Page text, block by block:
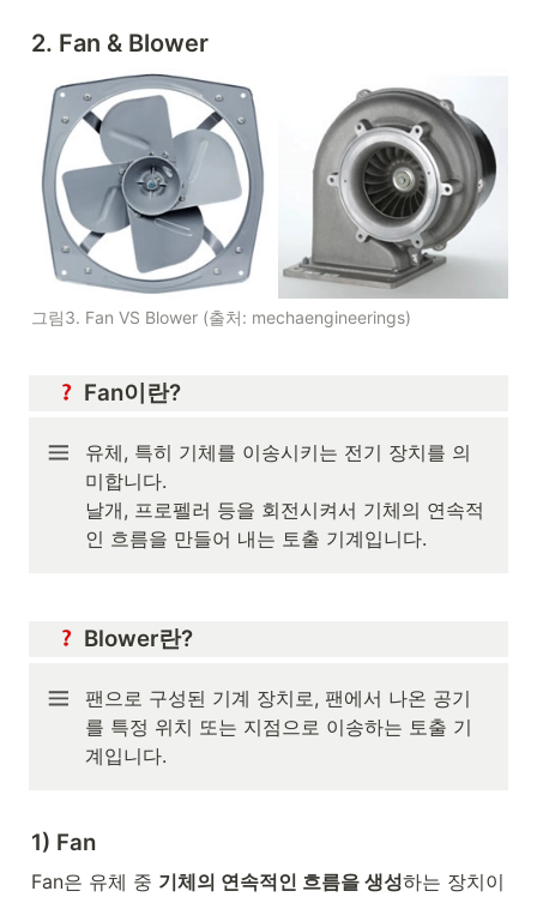
2. Fan & Blower
그림3. Fan VS Blower (출처: mechaengineerings)
Fan이란?
유체, 특히 기체를 이송시키는 전기 장치를 의
미합니다.
날개, 프로펠러 등을 회전시켜서 기체의 연속적
인 흐름을 만들어 내는 토출 기계입니다.
Blower란?
팬으로 구성된 기계 장치로, 팬에서 나온 공기
를 특정 위치 또는 지점으로 이송하는 토출 기
계입니다.
1) Fan
Fan은 유체 중 기체의 연속적인 흐름을 생성하는 장치이